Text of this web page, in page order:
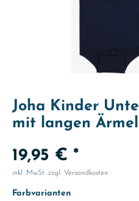
Joha Kinder
mit langen
19,95 € *
inkl. MwSt. zzgl. Versandkosten
Farbvarianten